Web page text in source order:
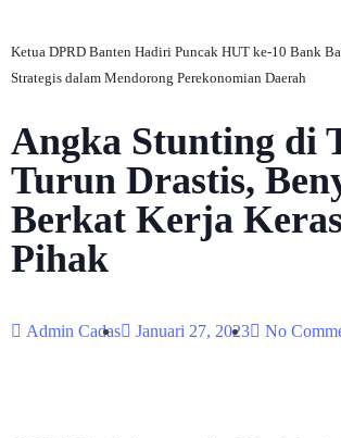
Ketua DPRD Banten Hadiri Puncak HUT ke-10 Bank
Strategis dalam Mendorong Perekonomian Daerah
Angka Stunting di
Turun Drastis,
Berkat Kerja
Pihak
Admin Cadas Januari 27, 2023 No